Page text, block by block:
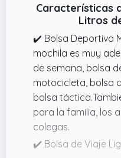
Características
Litros
✔️ Bolsa Deportiva
mochila es muy
de semana, bolsa
motocicleta, bolsa
bolsa
para la familia, los
colegas.
✔️ Bolsa de Viaje